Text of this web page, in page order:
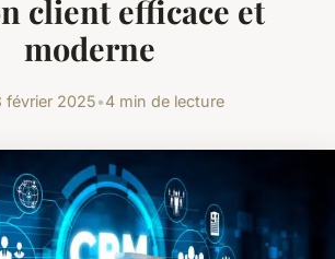
client efficace et
moderne
février 2025•4 min de lecture